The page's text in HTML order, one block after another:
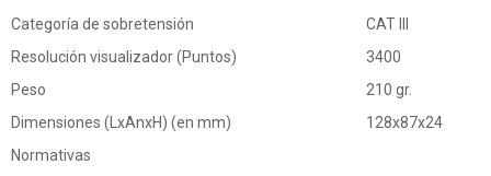
Categoría de sobretensión
CAT III
Resolución visualizador (Puntos)
3400
Peso
210 gr.
Dimensiones (LxAnxH) (en mm)
128x87x24
Normativas